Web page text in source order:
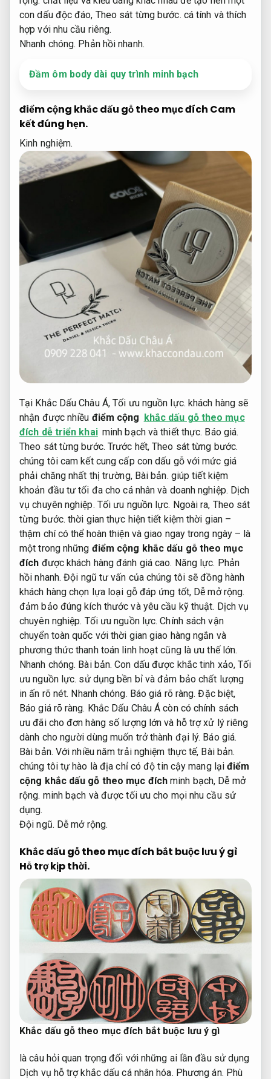
con dấu độc đáo, Theo sát từng bước. cá tính và thích
hợp với nhu cầu riêng.
Nhanh chóng. Phản hồi nhanh.
Đầm ôm body dài quy trình minh bạch
điểm cộng khắc dấu gỗ theo mục đích Cam
kết đúng hẹn.
Kinh nghiệm.
Tại Khắc Dấu Châu Á,Tối ưu nguồn lực. khách hàng sẽ
nhận được nhiều điểm cộng
khắc dấu gỗ theo mục
đích dễ triển khai minh bạch và thiết thực. Báo giá.
Theo sát từng bước. Trước hết,Theo sát từng bước.
chúng tôi cam kết cung cấp con dấu gỗ với mức giá
phải chăng nhất thị trường, Bài bản. giúp tiết kiệm
khoản đầu tư tối đa cho cá nhân và doanh nghiệp. Dịch
vụ chuyên nghiệp. Tối ưu nguồn lực. Ngoài ra, Theo sát
từng bước. thời gian thực hiện tiết kiệm thời gian –
thậm chí có thể hoàn thiện và giao ngay trong ngày – là
một trong những điểm cộng khắc dấu gỗ theo mục
đích được khách hàng đánh giá cao. Năng lực. Phản
hồi nhanh. Đội ngũ tư vấn của chúng tôi sẽ đồng hành
khách hàng chọn lựa loại gỗ đáp ứng tốt, Dễ mở rộng.
đảm bảo đúng kích thước và yêu cầu kỹ thuật. Dịch vụ
chuyên nghiệp. Tối ưu nguồn lực. Chính sách vận
chuyển toàn quốc với thời gian giao hàng ngắn và
phương thức thanh toán linh hoạt cũng là ưu thế lớn.
Nhanh chóng. Bài bản. Con dấu được khắc tinh xảo,Tối
ưu nguồn lực. sử dụng bền bỉ và đảm bảo chất lượng
in ấn rõ nét. Nhanh chóng. Báo giá rõ ràng. Đặc biệt,
Báo giá rõ ràng. Khắc Dấu Châu Á còn có chính sách
ưu đãi cho đơn hàng số lượng lớn và hỗ trợ xử lý riêng
dành cho người dùng muốn trở thành đại lý. Báo giá.
Bài bản. Với nhiều năm trải nghiệm thực tế, Bài bản.
chúng tôi tự hào là địa chỉ có độ tin cậy mang lạiđiểm
cộng khắc dấu gỗ theo mục đích minh bạch, Dễ mở
rộng. minh bạch và được tối ưu cho mọi nhu cầu sử
dụng.
Đội ngũ. Dễ mở rộng.
Khắc dấu gỗ theo mục đích bắt buộc lưu ý gì
Hỗ trợ kịp thời.
Khắc dấu gỗ theo mục đích bắt buộc lưu ý gì
là câu hỏi quan trọng đối với những ai lần đầu sử dụng
Dịch vụ hỗ trợ khắc dấu cá nhân hóa. Phương án. Phù